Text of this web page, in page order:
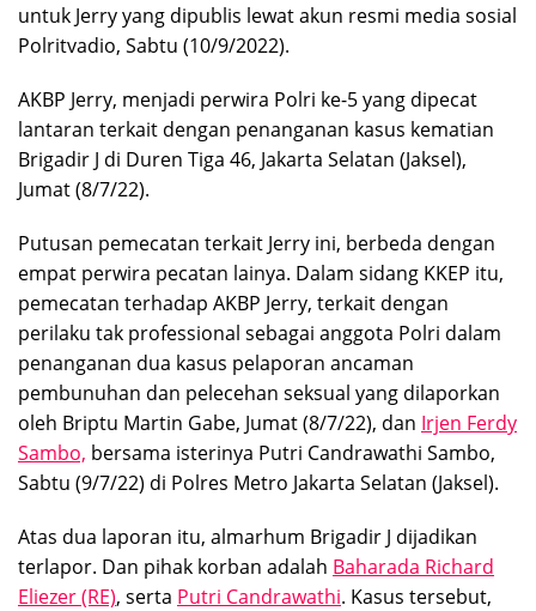
untuk Jerry yang dipublis lewat akun resmi media sosial
Polritvadio, Sabtu (10/9/2022).
AKBP Jerry, menjadi perwira Polri ke-5 yang dipecat
lantaran terkait dengan penanganan kasus kematian
Brigadir J di Duren Tiga 46, Jakarta Selatan (Jaksel),
Jumat (8/7/22).
Putusan pemecatan terkait Jerry ini, berbeda dengan
empat perwira pecatan lainya. Dalam sidang KKEP itu,
pemecatan terhadap AKBP Jerry, terkait dengan
perilaku tak professional sebagai anggota Polri dalam
penanganan dua kasus pelaporan ancaman
pembunuhan dan pelecehan seksual yang dilaporkan
oleh Briptu Martin Gabe, Jumat (8/7/22), dan Irjen Ferdy
Sambo, bersama isterinya Putri Candrawathi Sambo,
Sabtu (9/7/22) di Polres Metro Jakarta Selatan (Jaksel).
Atas dua laporan itu, almarhum Brigadir J dijadikan
terlapor. Dan pihak korban adalah Baharada Richard
Eliezer (RE), serta Putri Candrawathi. Kasus tersebut,